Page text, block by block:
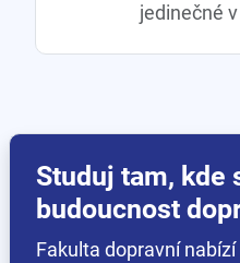
jedinečné
Studuj tam, kde
budoucnost
Fakulta dopravní